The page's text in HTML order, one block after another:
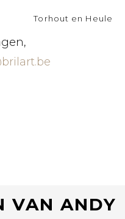
Torhout en Heule
VAN ANDY